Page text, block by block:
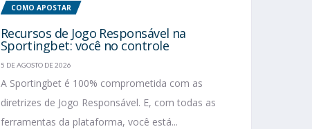
COMO APOSTAR
Recursos de Jogo Responsável na
Sportingbet: você no controle
5 DE AGOSTO DE 2026
A Sportingbet é 100% comprometida com as
diretrizes de Jogo Responsável. E, com todas as
ferramentas da plataforma, você está...